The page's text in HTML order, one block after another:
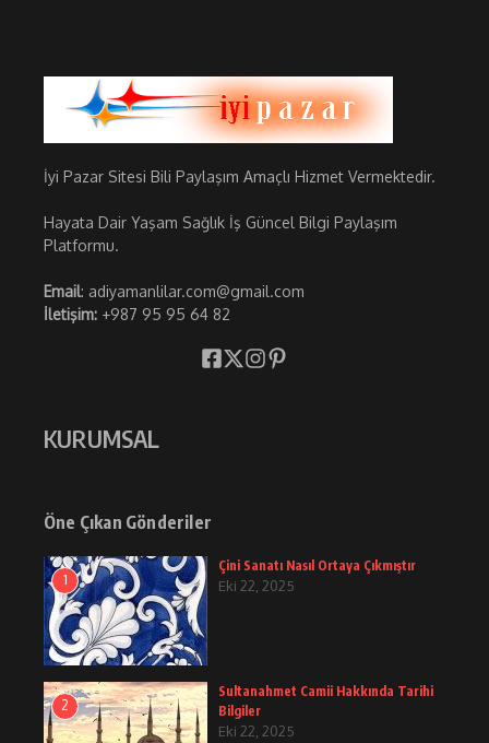
İyi Pazar Sitesi Bili Paylaşım Amaçlı Hizmet Vermektedir.
Hayata Dair Yaşam Sağlık İş Güncel Bilgi Paylaşım
Platformu.
Email: adiyamanlilar.com@gmail.com
İletişim: +987 95 95 64 82
KURUMSAL
Öne Çıkan Gönderiler
1
Çini Sanatı Nasıl Ortaya Çıkmıştır
Eki 22, 2025
2
Sultanahmet Camii Hakkında Tarihi
Bilgiler
Eki 22, 2025